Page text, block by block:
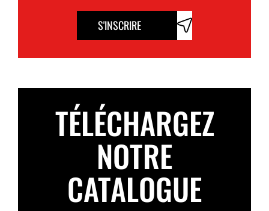
S'INSCRIRE
TÉLÉCHARGEZ
NOTRE
CATALOGUE